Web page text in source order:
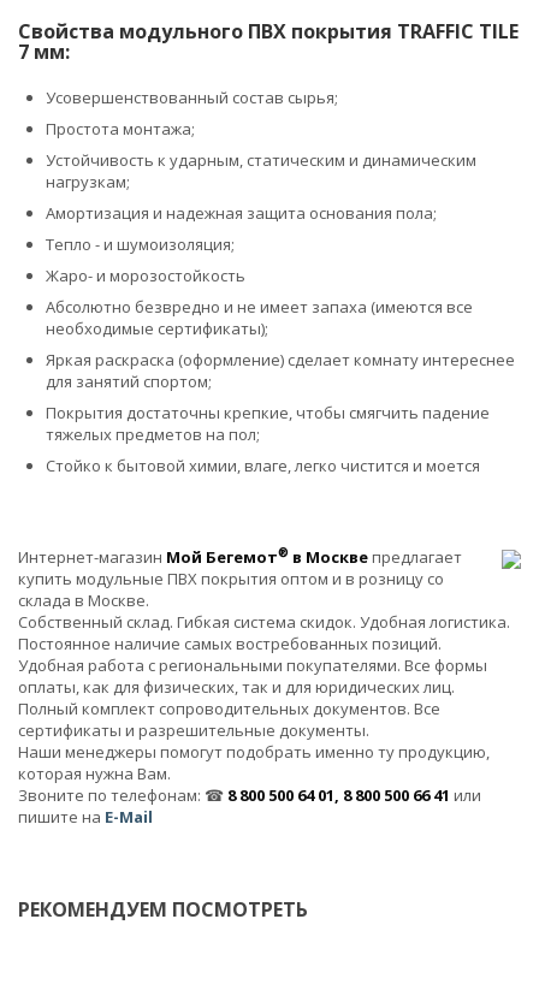
Свойства модульного ПВХ покрытия TRAFFIC TILE
7 мм:
Усовершенствованный состав сырья;
Простота монтажа;
Устойчивость к ударным, статическим и динамическим
нагрузкам;
Амортизация и надежная защита основания пола;
Тепло - и шумоизоляция;
Жаро- и морозостойкость
Абсолютно безвредно и не имеет запаха (имеются все
необходимые сертификаты);
Яркая раскраска (оформление) сделает комнату интереснее
для занятий спортом;
Покрытия достаточны крепкие, чтобы смягчить падение
тяжелых предметов на пол;
Стойко к бытовой химии, влаге, легко чистится и моется
Интернет-магазин Мой Бегемот® в Москвепредлагает
купить модульные ПВХ покрытия оптом и в розницу со
склада в Москве.
Собственный склад. Гибкая система скидок. Удобная логистика.
Постоянное наличие самых востребованных позиций.
Удобная работа с региональными покупателями. Все формы
оплаты, как для физических, так и для юридических лиц.
Полный комплект сопроводительных документов. Все
сертификаты и разрешительные документы.
Наши менеджеры помогут подобрать именно ту продукцию,
которая нужна Вам.
Звоните по телефонам: ☎ 8 800 500 64 01, 8 800 500 66 41 или
пишите на E-Mail
РЕКОМЕНДУЕМ ПОСМОТРЕТЬ